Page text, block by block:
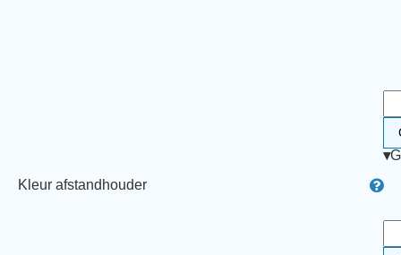
Kleur afstandhouder
▾